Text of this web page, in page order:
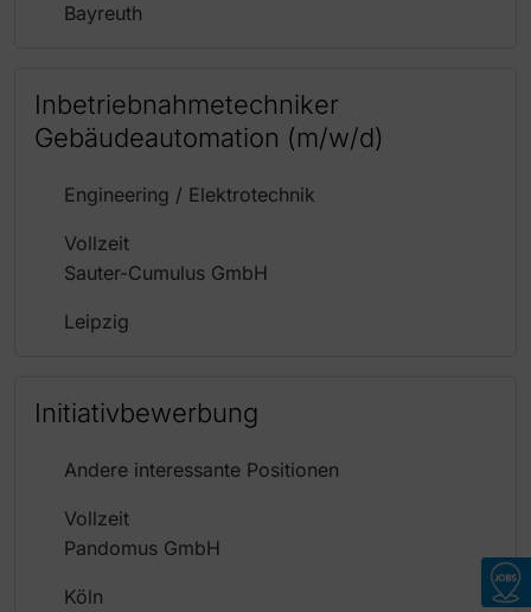
Bayreuth
Inbetriebnahmetechniker
Gebäudeautomation (m/w/d)
Engineering / Elektrotechnik
Vollzeit
Sauter-Cumulus GmbH
Leipzig
Initiativbewerbung
Andere interessante Positionen
Vollzeit
Pandomus GmbH
Köln